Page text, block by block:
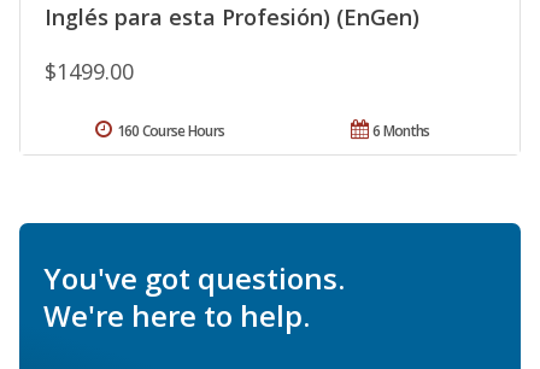
Inglés para esta Profesión) (EnGen)
$1499.00
6 Months
160 Course Hours
You've got questions.
We're here to help.